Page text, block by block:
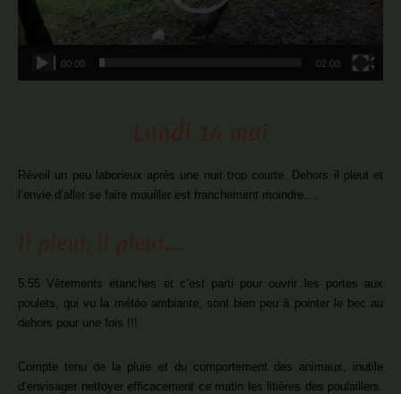
00:00 02:00
Réveil un peu laborieux après une nuit trop courte. Dehors il pleut et
l’envie d’aller se faire mouiller est franchement moindre….
5:55 Vêtements étanches et c’est parti pour ouvrir les portes aux
poulets, qui vu la météo ambiante, sont bien peu à pointer le bec au
dehors pour une fois !!!
Compte tenu de la pluie et du comportement des animaux, inutile
d’envisager nettoyer efficacement ce matin les litières des poulaillers.